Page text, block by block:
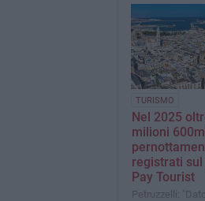
Si cercano
interessati a
riqualificazione
determinate
TURISMO
Nel 2025
milioni
registrati
Pay Tourist
Petruzzelli: